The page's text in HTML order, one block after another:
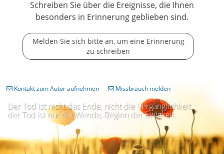
Schreiben Sie über die Ereignisse, die Ihnen
besonders in Erinnerung geblieben sind.
Melden Sie sich bitte an, um eine Erinnerung
zu schreiben
Der Tod ist nicht das Ende, nicht die Vergänglichkeit,
der Tod ist nur die Wende, Beginn der Ewigkeit.
Kontakt zum Autor aufnehmen Missbrauch melden